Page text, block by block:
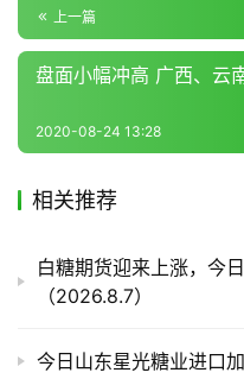
地
区
道
业
上一篇
盘面小幅冲高 广西、云
2020-08-24 13:28
相关推荐
白糖期货迎来上涨，今
（2026.8.7）
今日山东星光糖业进口